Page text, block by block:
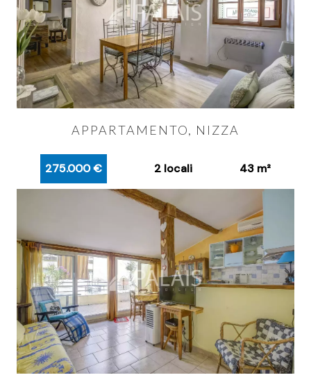
APPARTAMENTO, NIZZA
275.000 € 2 locali 43 m²